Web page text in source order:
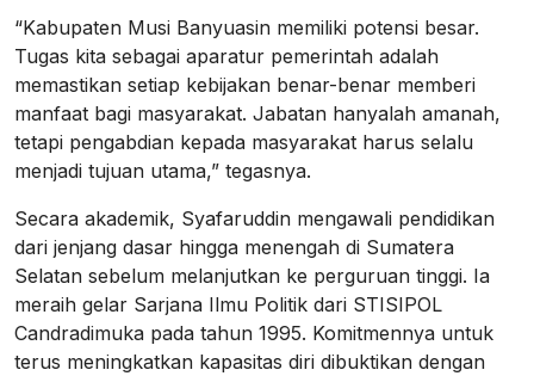
“Kabupaten Musi Banyuasin memiliki potensi besar.
Tugas kita sebagai aparatur pemerintah adalah
memastikan setiap kebijakan benar-benar memberi
manfaat bagi masyarakat. Jabatan hanyalah amanah,
tetapi pengabdian kepada masyarakat harus selalu
menjadi tujuan utama,” tegasnya.
Secara akademik, Syafaruddin mengawali pendidikan
dari jenjang dasar hingga menengah di Sumatera
Selatan sebelum melanjutkan ke perguruan tinggi. Ia
meraih gelar Sarjana Ilmu Politik dari STISIPOL
Candradimuka pada tahun 1995. Komitmennya untuk
terus meningkatkan kapasitas diri dibuktikan dengan